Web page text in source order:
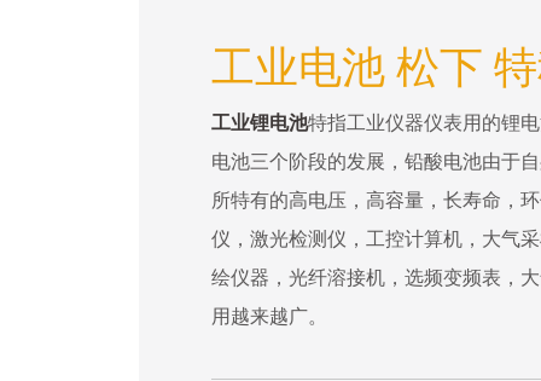
工业电池 松下
工业锂电池特指工业仪器仪表用的锂
电池三个阶段的发展，铅酸电池由于
所特有的高电压，高容量，长寿命，
仪，激光检测仪，工控计算机，大气
绘仪器，光纤溶接机，选频变频表，
用越来越广。